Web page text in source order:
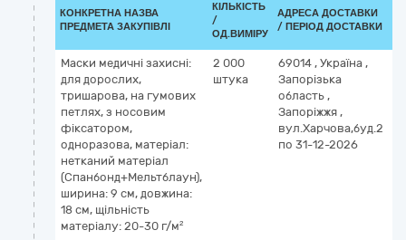
КОНКРЕТНА НАЗВА
ПРЕДМЕТА ЗАКУПІВЛІ
КІЛЬКІСТЬ
/
ОД.ВИМІРУ
АДРЕСА ДОСТАВКИ
/ ПЕРІОД ДОСТАВКИ
Маски медичні захисні:
для дорослих,
тришарова, на гумових
петлях, з носовим
фіксатором,
одноразова, матеріал:
нетканий матеріал
(Спанбонд+Мельтблаун),
ширина: 9 см, довжина:
18 см, щільність
матеріалу: 20-30 г/м²
2 000
штука
69014 , Україна ,
Запорізька
область ,
Запоріжжя ,
вул.Харчова,буд.2
по 31-12-2026